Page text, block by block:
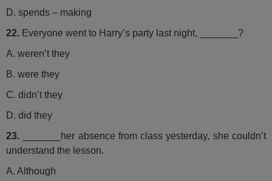
D. spends – making
22. Everyone went to Harry’s party last night, _______?
A. weren’t they
B. were they
C. didn’t they
D. did they
23. _______her absence from class yesterday, she couldn’t
understand the lesson.
A. Although